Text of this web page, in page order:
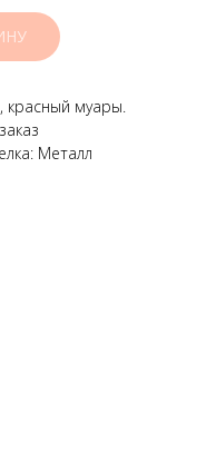
красный муары.
Металл